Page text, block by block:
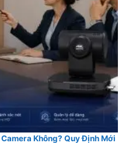
Không? Quy Định Mới